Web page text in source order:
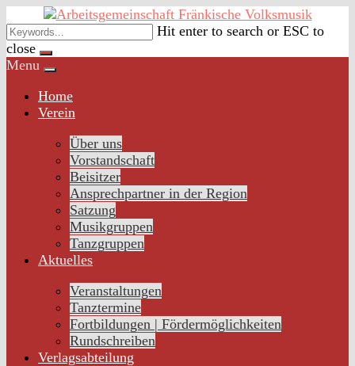
to
content
Hit enter to search or ESC to
close
Menu
Home
Verein
Über uns
Vorstandschaft
Beisitzer
Ansprechpartner in der Region
Satzung
Musikgruppen
Tanzgruppen
Aktuelles
Veranstaltungen
Tanztermine
Fortbildungen | Fördermöglichkeiten
Rundschreiben
Verlagsabteilung